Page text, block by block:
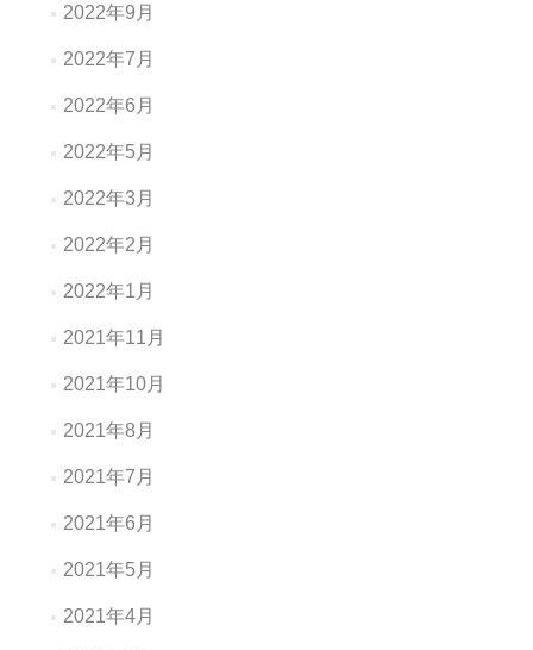
2022年9月
2022年7月
2022年6月
2022年5月
2022年3月
2022年2月
2022年1月
2021年11月
2021年10月
2021年8月
2021年7月
2021年6月
2021年5月
2021年4月